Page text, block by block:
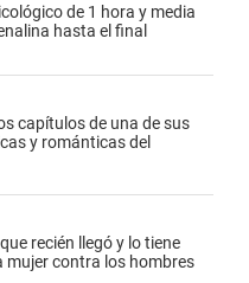
de 1 hora y media
hasta el final
capítulos de una de sus
y románticas del
recién llegó y lo tiene
mujer contra los hombres